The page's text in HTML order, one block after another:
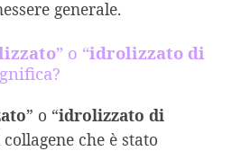
generale.
” o “idrolizzato di
” o “idrolizzato di
che è stato